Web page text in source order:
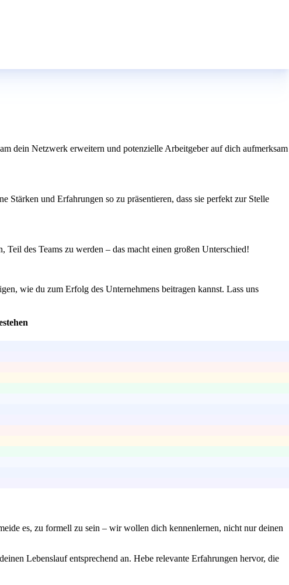
dein Netzwerk erweitern und potenzielle Arbeitgeber auf dich aufmerksam
und Erfahrungen so zu präsentieren, dass sie perfekt zur Stelle
des Teams zu werden – das macht einen großen Unterschied!
wie du zum Erfolg des Unternehmens beitragen kannst. Lass uns
es, zu formell zu sein – wir wollen dich kennenlernen, nicht nur deinen
Lebenslauf entsprechend an. Hebe relevante Erfahrungen hervor, die